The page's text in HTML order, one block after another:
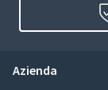
Azienda